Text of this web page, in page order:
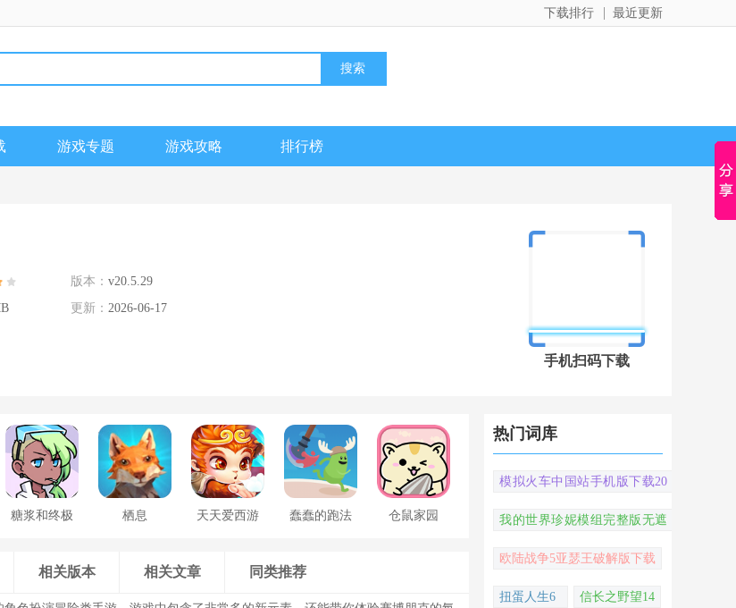
最近更新
下载排行
游戏专题 游戏攻略 排行榜
版本： v20.5.29
更新： 2026-06-17
手机扫码下载
糖浆和终极 栖息 天天爱西游 蠢蠢的跑法 仓鼠家园
相关版本 相关文章 同类推荐
热门词库
模拟火车中国站手机版下载20
我的世界珍妮模组完整版无遮
欧陆战争5亚瑟王破解版下载
扭蛋人生6 信长之野望14